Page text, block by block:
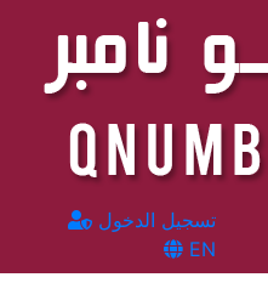
تسجيل الدخول
EN